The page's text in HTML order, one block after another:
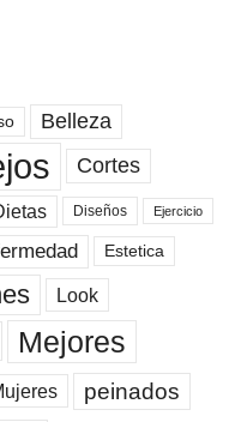
Belleza
Cortes
Diseños Ejercicio
Estetica
Look
Mejores
peinados